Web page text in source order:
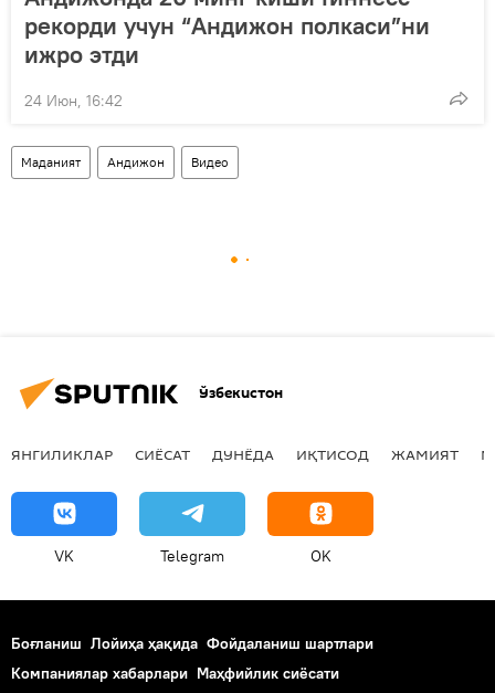
рекорди учун “Андижон полкаси”ни
ижро этди
24 Июн, 16:42
Маданият Андижон Видео
Ўзбекистон
ЯНГИЛИКЛАР СИЁСАТ ДУНЁДА ИҚТИСОД ЖАМИЯТ
VK Telegram OK
Боғланиш Лойиҳа ҳақида Фойдаланиш шартлари
Компаниялар хабарлари Маҳфийлик сиёсати